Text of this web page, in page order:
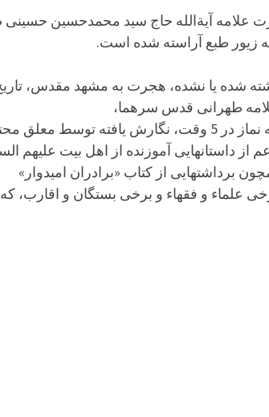
علامه آیة‌الله حاج سید محمدحسین
زیور طبع آراسته شده است.
شده یا نشده، هجرت به مشهد مقدس،
طهرانی قدس سرهما،
فرزند علامه
از داستانهایی آموزنده از اهل بیت علیهم
برداشتهایی از کتاب «برادران امیدوار»
برخی علماء و فقهاء و برخی بستگان و